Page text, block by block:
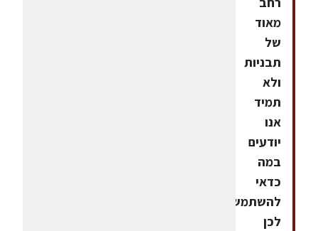
מאוד
של
תבניות
ולא
תמיד
אנו
יודעים
במה
כדאי
להשתמש.
לכן